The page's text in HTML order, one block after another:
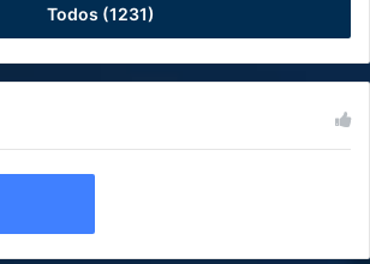
Todos (1231)